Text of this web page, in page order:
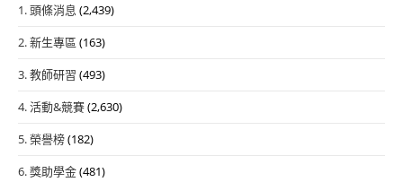
1. 頭條消息 (2,439)
2. 新生專區 (163)
3. 教師研習 (493)
4. 活動&競賽(2,630)
5. 榮譽榜(182)
6. 獎助學金(481)